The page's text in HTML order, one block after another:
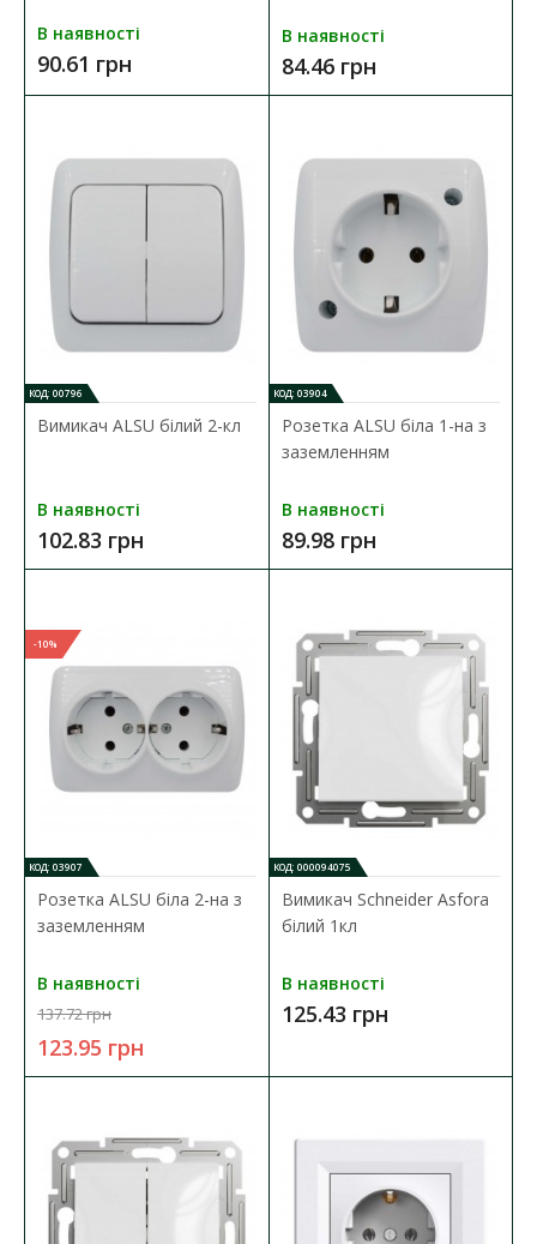
елегантний дизайн, надійний мате..
685.59 грн
ДО КОШИКА
В порівняння
В закладки
Вимикач EL-BI VEGA білий 1-кл
Наявність:
Розетки і вимикачі EL-BI серії VEGA ідеально підходять для
будь-якого типу приміщень. Електрофу..
97.18 грн
В наявності
90.61 грн
В наявності
84.46 грн
КОД: 00796
Вимикач ALSU білий 2-кл
В наявності
102.83 грн
КОД: 03904
Розетка ALSU біла 1-на з
заземленням
В наявності
89.98 грн
-10%
КОД: 03907
Розетка ALSU біла 2-на з
заземленням
В наявності
137.72 грн
123.95 грн
КОД: 000094075
Вимикач Schneider Asfora
білий 1кл
В наявності
125.43 грн